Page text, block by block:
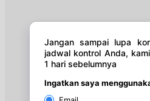
Jam 13:00 - 15:00
Selasa, 25/08/2026